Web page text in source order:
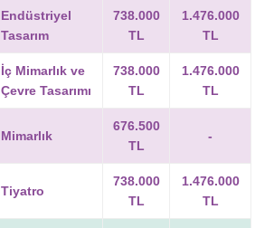
Endüstriyel
Tasarım
738.000
TL
1.476.000
TL
İç Mimarlık ve
Çevre Tasarımı
738.000
TL
1.476.000
TL
Mimarlık
676.500
TL
-
Tiyatro
738.000
TL
1.476.000
TL